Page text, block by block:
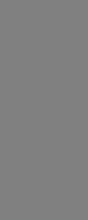
Resistent)